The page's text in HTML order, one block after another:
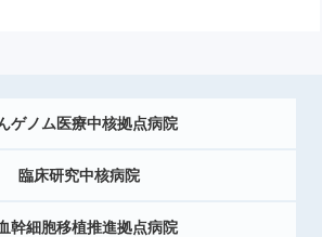
ゲノム医療中核拠点病院
臨床研究中核病院
幹細胞移植推進拠点病院